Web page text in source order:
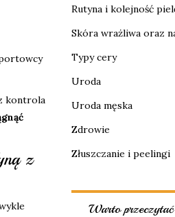
kontrola
z
Rutyna i kolejność
Skóra wrażliwa oraz
Typy cery
Uroda
Uroda męska
Zdrowie
Złuszczanie i peelingi
Warto przeczytać